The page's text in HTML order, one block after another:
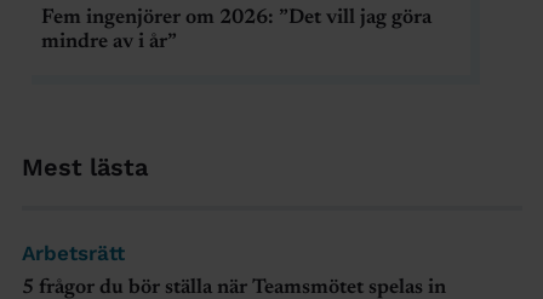
Mest lästa
Arbetsrätt
5 frågor du bör ställa när Teamsmötet spelas in
Fem ingenjörer om 2026: ”Det vill jag göra
mindre av i år”